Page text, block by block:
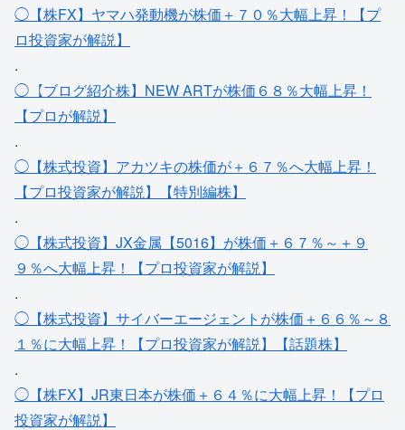
◯【株FX】ヤマハ発動機が株価＋７０％大幅上昇！【プ
ロ投資家が解説】
.
◯【ブログ紹介株】NEW ARTが株価６８％大幅上昇！
【プロが解説】
.
◯【株式投資】アカツキの株価が＋６７％へ大幅上昇！
【プロ投資家が解説】【特別編株】
.
◯【株式投資】JX金属【5016】が株価＋６７％～＋９
９％へ大幅上昇！【プロ投資家が解説】
.
◯【株式投資】サイバーエージェントが株価＋６６％～８
１％に大幅上昇！【プロ投資家が解説】【話題株】
.
◯【株FX】JR東日本が株価＋６４％に大幅上昇！【プロ
投資家が解説】